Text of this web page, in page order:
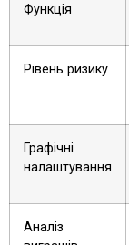
Функція
Рівень ризику
Графічні
налаштування
Аналіз